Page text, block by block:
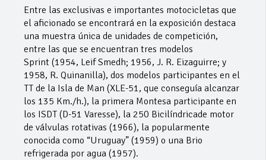
Entre las exclusivas e importantes motocicletas que
el aficionado se encontrará en la exposición destaca
una muestra única de unidades de competición,
entre las que se encuentran tres modelos
Sprint (1954, Leif Smedh; 1956, J. R. Eizaguirre; y
1958, R. Quinanilla), dos modelos participantes en el
TT de la Isla de Man (XLE-51, que conseguía alcanzar
los 135 Km./h.), la primera Montesa participante en
los ISDT (D-51 Varesse), la 250 Bicilíndricade motor
de válvulas rotativas (1966), la popularmente
conocida como “Uruguay” (1959) o una Brio
refrigerada por agua (1957).